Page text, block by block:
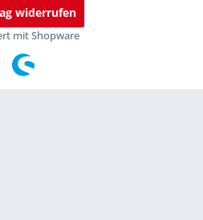
widerrufen
mit Shopware